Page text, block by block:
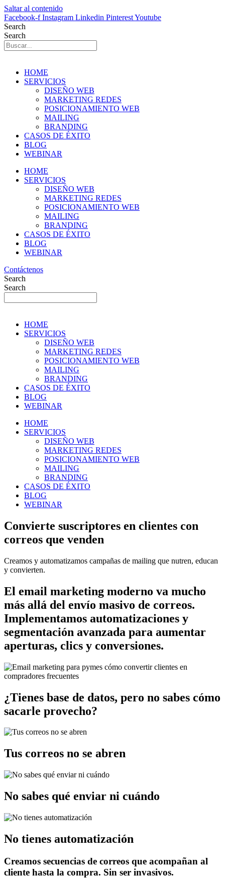
Saltar al contenido
Facebook-f Instagram Linkedin PinterestYoutube
Search
Search
HOME
SERVICIOS
DISEÑO WEB
MARKETING REDES
POSICIONAMIENTO WEB
MAILING
BRANDING
CASOS DE ÉXITO
BLOG
WEBINAR
HOME
SERVICIOS
DISEÑO WEB
MARKETING REDES
POSICIONAMIENTO WEB
MAILING
BRANDING
CASOS DE ÉXITO
BLOG
WEBINAR
Contáctenos
Search
Search
HOME
SERVICIOS
DISEÑO WEB
MARKETING REDES
POSICIONAMIENTO WEB
MAILING
BRANDING
CASOS DE ÉXITO
BLOG
WEBINAR
HOME
SERVICIOS
DISEÑO WEB
MARKETING REDES
POSICIONAMIENTO WEB
MAILING
BRANDING
CASOS DE ÉXITO
BLOG
WEBINAR
Convierte suscriptores en clientes con
correos que venden
Creamos y automatizamos campañas de mailing que nutren, educan
y convierten.
El email marketing moderno va mucho
más allá del envío masivo de correos.
Implementamos automatizaciones y
segmentación avanzada para aumentar
aperturas, clics y conversiones.
¿Tienes base de datos, pero no sabes cómo
sacarle provecho?
Tus correos no se abren
No sabes qué enviar ni cuándo
No tienes automatización
Creamos secuencias de correos que acompañan al
cliente hasta la compra. Sin ser invasivos.